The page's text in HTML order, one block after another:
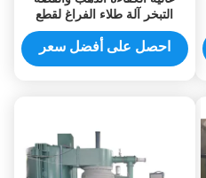
التبخر آلة طلاء الفراغ لقطع
البلاستيك
احصل على أفضل سعر